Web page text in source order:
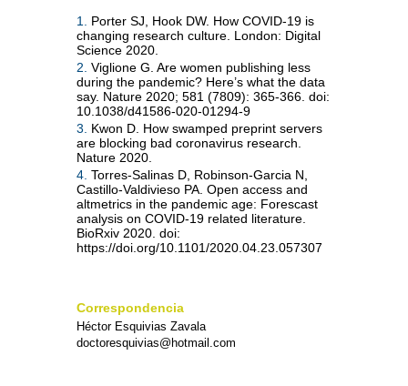
1.
Porter SJ, Hook DW. How COVID-19 is
changing research culture. London: Digital
Science 2020.
2. Viglione G. Are women publishing less
during the pandemic? Here’s what the data
say. Nature 2020; 581 (7809): 365-366. doi:
10.1038/d41586-020-01294-9
3.
Kwon D. How swamped preprint servers
are blocking bad coronavirus research.
Nature 2020.
4. Torres-Salinas D, Robinson-Garcia N,
Castillo-Valdivieso PA. Open access and
altmetrics in the pandemic age: Forescast
analysis on COVID-19 related literature.
BioRxiv 2020. doi:
https://doi.org/10.1101/2020.04.23.057307
Correspondencia
Héctor Esquivias Zavala
doctoresquivias@hotmail.com